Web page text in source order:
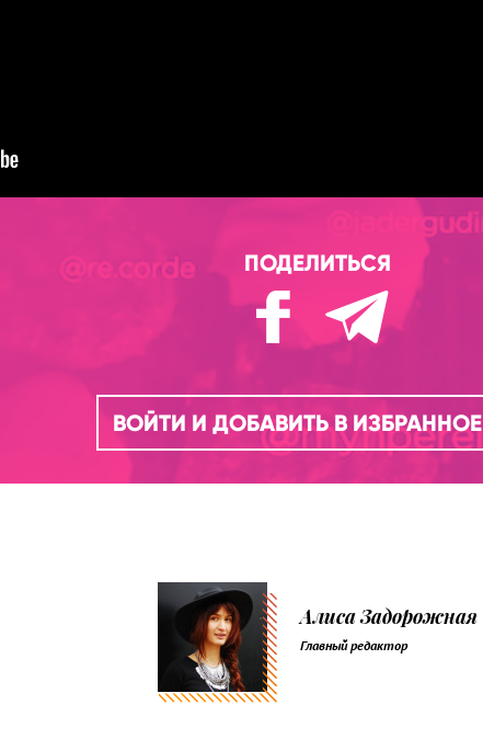
ПОДЕЛИТЬСЯ
ВОЙТИ И ДОБАВИТЬ В ИЗБРАННОЕ
Алиса Задорожная
Главный редактор